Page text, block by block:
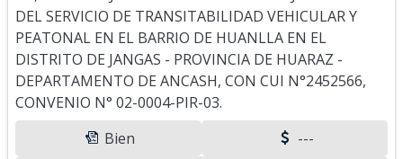
DEL SERVICIO DE TRANSITABILIDAD VEHICULAR Y
PEATONAL EN EL BARRIO DE HUANLLA EN EL
DISTRITO DE JANGAS - PROVINCIA DE HUARAZ -
DEPARTAMENTO DE ANCASH, CON CUI N°2452566,
CONVENIO N° 02-0004-PIR-03.
Bien
---